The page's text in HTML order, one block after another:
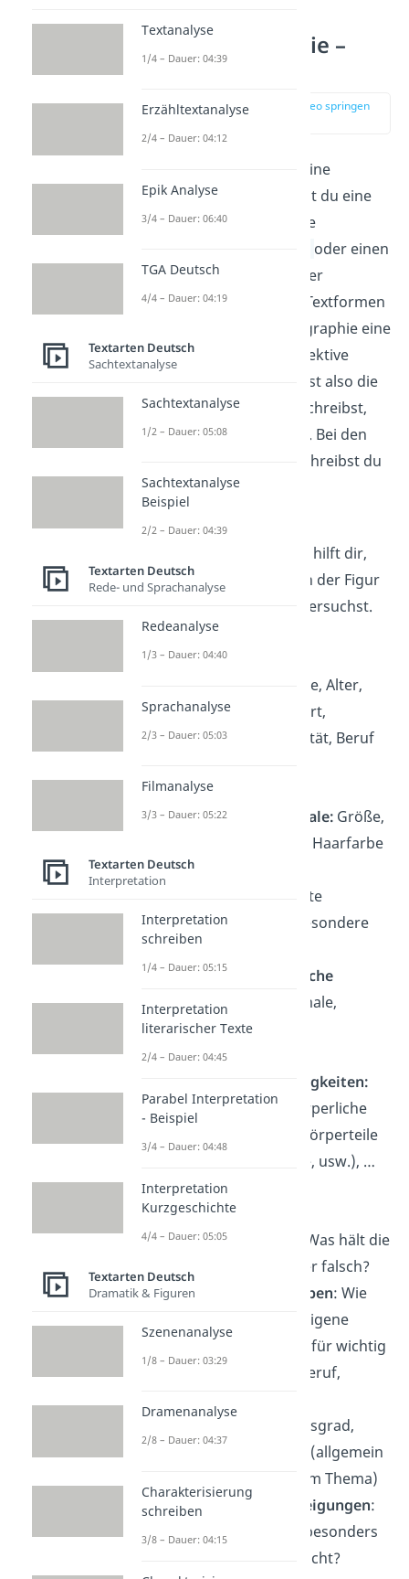
Rollenbiographie –
Leitfaden
zur Stelle im Video springen
(01:15)
Als Vorbereitung für deine
Rollenbiographie kannst du eine
Charakterisierung
, eine
oder einen
Steckbrief
verfassen. Der
Unterschied zu diesen Textformen
ist, dass eine Rollenbiographie eine
Figur aus der Ich-Perspektive
darstellt. Du übernimmst also die
Rolle der Figur und beschreibst,
wie sie sich
sieht. Bei den
anderen Textarten beschreibst du
eine Figur aus einer
Außenperspektive
hilft dir,
mögliche Eigenschaften der Figur
zu sammeln, die du untersuchst.
Allgemeines
Vorname, Nachname, Alter,
Herkunft (Geburtsort,
Wohnort), Nationalität, Beruf
Äußere Erscheinung
Körperliche Merkmale:Größe,
Statur, Augenfarbe, Haarfarbe
und -länge, …
bevorzugte
Kleidungsstücke, besondere
Kleidung, …
Besondere körperliche
Merkmale:
Muttermale,
Narben, Wunden,
Tätowierungen, …
Körperliche Auffälligkeiten:
Behinderungen, körperliche
Leiden, künstliche Körperteile
(Zähne, Arme, Beine, usw.), …
Innere Werte
Moralische Werte
: Was hält die
Figur für richtig oder falsch?
Einstellung zum Leben: Wie
sieht die Figur das eigene
Leben? Was hält sie für wichtig
(Familie, Freunde, Beruf,
Intelligenz
: Bildungsgrad,
Abschlüsse, Wissen (allgemein
und speziell zu einem Thema)
Vorlieben und Abneigungen:
Was mag die Figur besonders
gern und was gar nicht?
Textanalyse
1/4 – Dauer: 04:39
Erzähltextanalyse
2/4 – Dauer: 04:12
Epik Analyse
3/4 – Dauer: 06:40
TGA Deutsch
4/4 – Dauer: 04:19
Textarten Deutsch
Sachtextanalyse
Sachtextanalyse
1/2 – Dauer: 05:08
Sachtextanalyse
Beispiel
2/2 – Dauer: 04:39
Textarten Deutsch
Rede- und Sprachanalyse
Redeanalyse
1/3 – Dauer: 04:40
Sprachanalyse
2/3 – Dauer: 05:03
Filmanalyse
3/3 – Dauer: 05:22
Textarten Deutsch
Interpretation
Interpretation
schreiben
1/4 – Dauer: 05:15
Interpretation
literarischer Texte
2/4 – Dauer: 04:45
Parabel Interpretation
- Beispiel
3/4 – Dauer: 04:48
Interpretation
Kurzgeschichte
4/4 – Dauer: 05:05
Textarten Deutsch
Dramatik & Figuren
Szenenanalyse
1/8 – Dauer: 03:29
Dramenanalyse
2/8 – Dauer: 04:37
Charakterisierung
schreiben
3/8 – Dauer: 04:15